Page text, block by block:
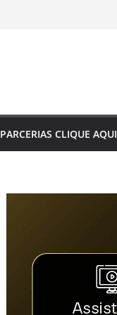
PARCERIAS CLIQUE AQUI